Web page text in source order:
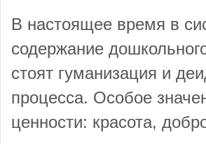
В настоящее время в
содержание
стоят гуманизация и
процесса. Особое
ценности: красота,